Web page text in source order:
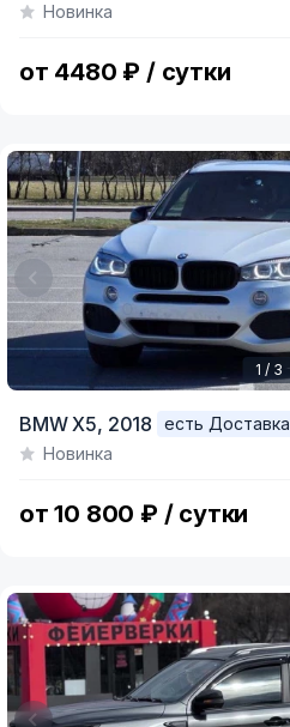
of
Новинка
от 4480 ₽ / сутки
of
1 / 3
BMW X5, 2018
есть Доставка
Новинка
от 10 800 ₽ / сутки